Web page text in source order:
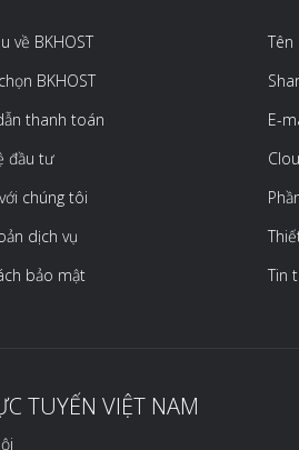
về BKHOST
BKHOST
thanh toán
đầu tư
chúng tôi
dịch vụ
bảo mật
Tên
E-
Tin
TUYẾN VIỆT NAM